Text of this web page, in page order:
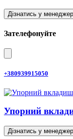
Дізнатись у
Зателефонуйте
+380939915050
Упорний
Дізнатись у